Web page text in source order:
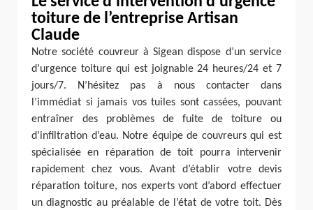
toiture de l’entreprise Artisan
Claude
Notre société couvreur à Sigean dispose d’un service
d’urgence toiture qui est joignable 24 heures/24 et 7
jours/7. N’hésitez pas à nous contacter dans
l’immédiat si jamais vos tuiles sont cassées, pouvant
entraîner des problèmes de fuite de toiture ou
d’infiltration d’eau. Notre équipe de couvreurs qui est
spécialisée en réparation de toit pourra intervenir
rapidement chez vous. Avant d’établir votre devis
réparation toiture, nos experts vont d’abord effectuer
un diagnostic au préalable de l’état de votre toit. Dès